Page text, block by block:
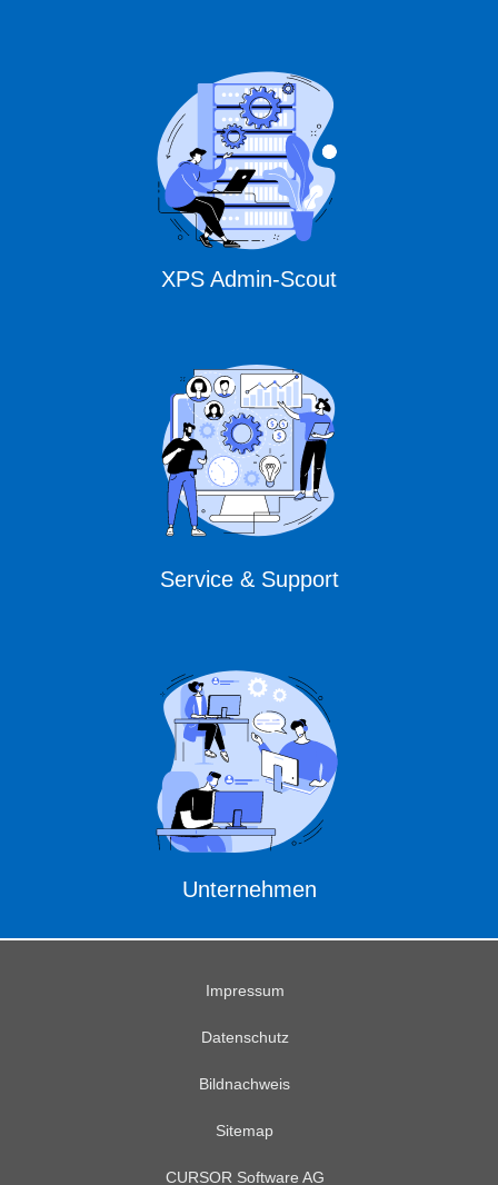
XPS Admin-Scout
Service & Support
Unternehmen
Impressum
Datenschutz
Bildnachweis
Sitemap
CURSOR Software AG